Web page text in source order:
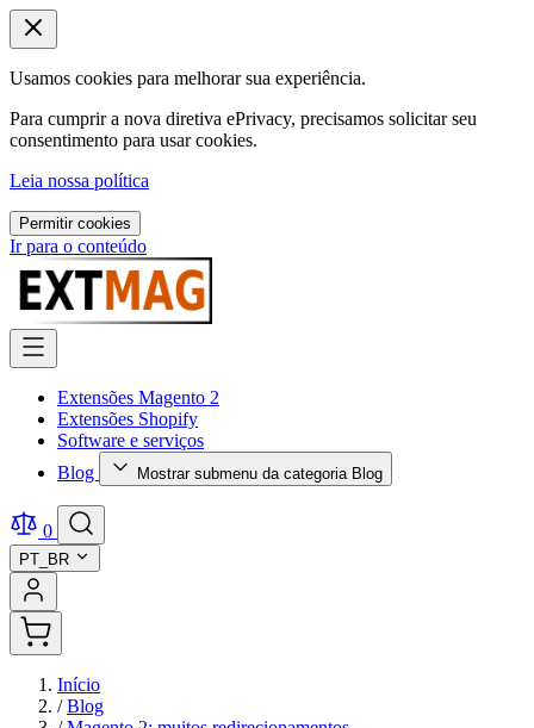
Usamos cookies para melhorar sua experiência.
Para cumprir a nova diretiva ePrivacy, precisamos solicitar seu
consentimento para usar cookies.
Leia nossa política
Permitir cookies
Ir para o conteúdo
Extensões Magento 2
Extensões Shopify
Software e serviços
Blog
Mostrar submenu da categoria Blog
0
PT_BR
Início
/ Blog